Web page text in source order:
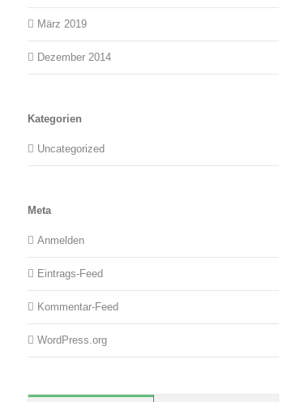
März 2019
Dezember 2014
Kategorien
Uncategorized
Meta
Anmelden
Eintrags-Feed
Kommentar-Feed
WordPress.org